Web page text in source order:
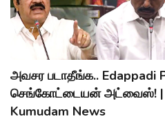
அவசர படாதீங்க.. Edappadi
செங்கோட்டையன் அட்வைஸ்! |
Kumudam News